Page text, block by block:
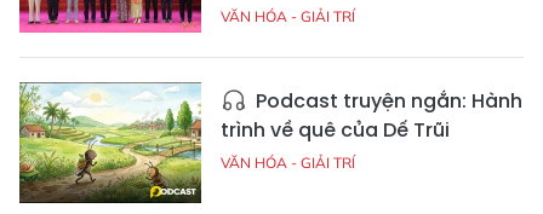
VĂN HÓA - GIẢI TRÍ
Podcast truyện ngắn: Hành
trình về quê của Dế Trũi
VĂN HÓA - GIẢI TRÍ